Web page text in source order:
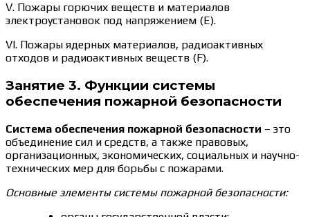
V. Пожары горючих веществ и материалов
электроустановок под напряжением (Е).
VI. Пожары ядерных материалов, радиоактивных
отходов и радиоактивных веществ (F).
Занятие 3. Функции системы
обеспечения пожарной безопасности
Система обеспечения пожарной безопасности – это
объединение сил и средств, а также правовых,
организационных, экономических, социальных и научно-
технических мер для борьбы с пожарами.
Основные элементы системы пожарной безопасности: